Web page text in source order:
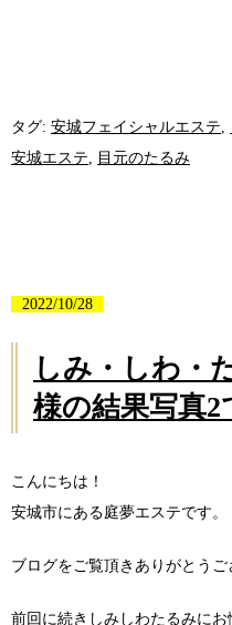
タグ: 安城フェイシャルエステ,
安城エステ, 目元のたるみ
2022/10/28
しみ・しわ・
様の結果写真
こんにちは！
安城市にある庭夢エステです。
ブログをご覧頂きありがとう
前回に続きしみしわたるみに